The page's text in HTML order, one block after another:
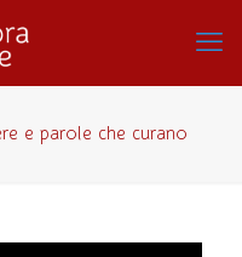
e parole che curano